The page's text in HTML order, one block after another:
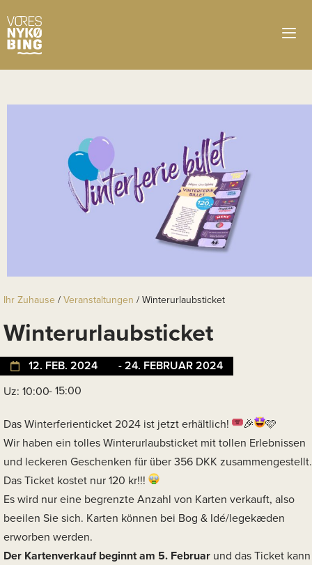
Ihr Zuhause / Veranstaltungen / Winterurlaubsticket
Winterurlaubsticket
12. FEB. 2024
- 24. FEBRUAR 2024
Uz: 10:00- 15:00
Das Winterferienticket 2024 ist jetzt erhältlich!
Wir haben ein tolles Winterurlaubsticket mit tollen Erlebnissen
und leckeren Geschenken für über 356 DKK zusammengestellt.
Das Ticket kostet nur 120 kr!!!
Es wird nur eine begrenzte Anzahl von Karten verkauft, also
beeilen Sie sich. Karten können bei Bog & Idé/legekæden
erworben werden.
Der Kartenverkauf beginnt am 5. Februar und das Ticket kann